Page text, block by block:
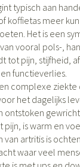
typisch aan
koffietas meer
Het is een
vooral pols-,
tot pijn, stijfheid,
functieverlies.
complexe
het dagelijks
ontstoken
is warm en
van artritis is
waar veel